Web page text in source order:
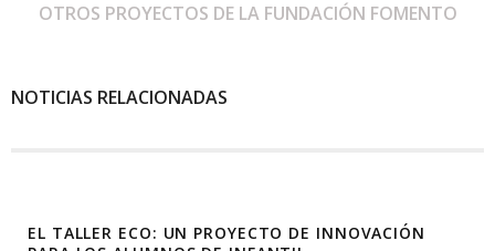
OTROS PROYECTOS DE LA FUNDACIÓN FOMENTO
NOTICIAS RELACIONADAS
EL TALLER ECO: UN PROYECTO DE INNOVACIÓN